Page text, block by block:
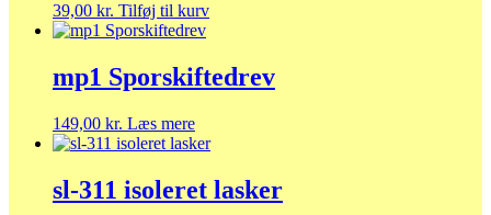
39,00 kr. Tilføj til kurv
mp1 Sporskiftedrev
149,00 kr. Læs mere
sl-311 isoleret lasker